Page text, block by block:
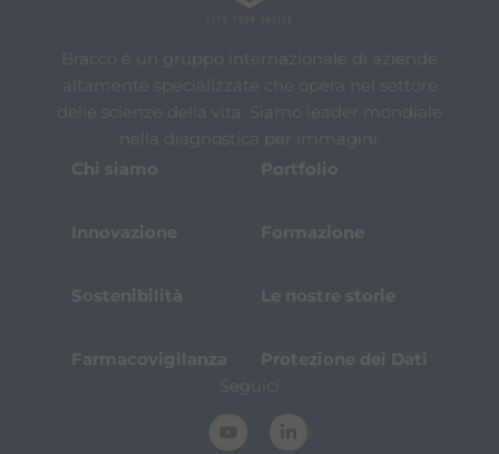
Bracco è un gruppo internazionale di aziende
altamente specializzate che opera nel settore
delle scienze della vita. Siamo leader mondiale
nella diagnostica per immagini.
Chi siamo
Portfolio
Innovazione Formazione
Sostenibilità Le nostre storie
Farmacovigilanza
Protezione dei Dati
Seguici